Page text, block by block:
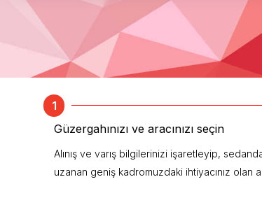
1
Güzergahınızı ve aracınızı seçin
Alınış ve varış bilgilerinizi işaretleyip,
uzanan geniş kadromuzdaki ihtiyacınız olan